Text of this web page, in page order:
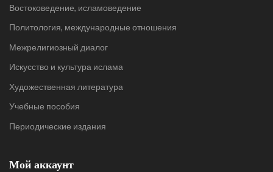
Востоковедение, исламоведение
Политология, международные отношения
Межрелигиозный диалог
Искусство и культура ислама
Художественная литература
Учебные пособия
Периодические издания
Мой аккаунт